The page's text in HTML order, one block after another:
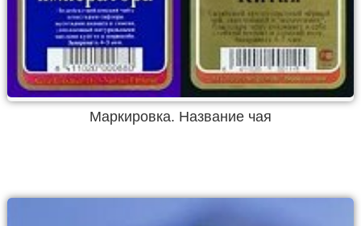
Маркировка. Название чая